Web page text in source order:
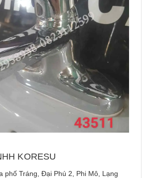
KORESU
phố Tráng, Đại Phú 2, Phi Mô, Lạng